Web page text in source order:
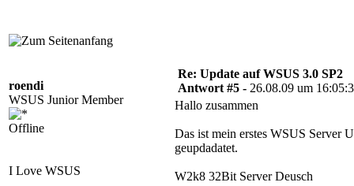
roendi
WSUS Junior Member
Offline
I Love WSUS
Re: Update auf WSUS 3.0 SP2
Antwort #5 - 26.08.09 um
Hallo zusammen
Das ist mein erstes WSUS Server
geupdadatet.
W2k8 32Bit Server Deusch